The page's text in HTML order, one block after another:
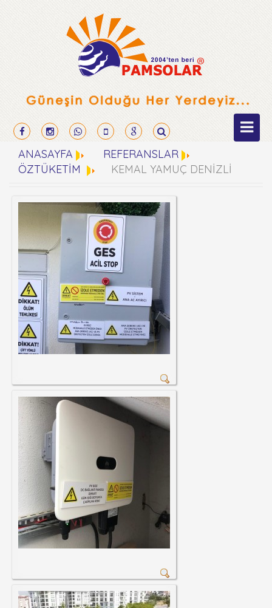
ANASAYFA
REFERANSLAR
ÖZTÜKETİM
KEMAL YAMUÇ DENİZLİ